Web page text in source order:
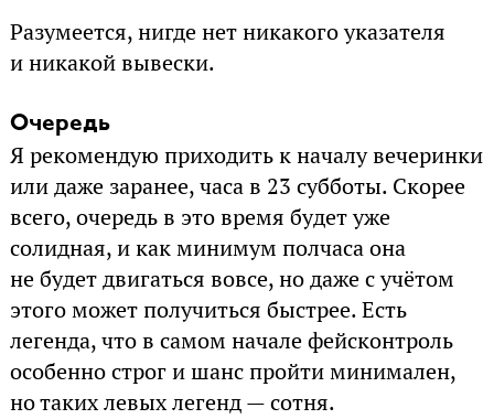
Разумеется, нигде нет никакого указателя
и никакой вывески.
Очередь
Я рекомендую приходить к началу вечеринки
или даже заранее, часа в 23 субботы. Скорее
всего, очередь в это время будет уже
солидная, и как минимум полчаса она
не будет двигаться вовсе, но даже с учётом
этого может получиться быстрее. Есть
легенда, что в самом начале фейсконтроль
особенно строг и шанс пройти минимален,
но таких левых легенд — сотня.